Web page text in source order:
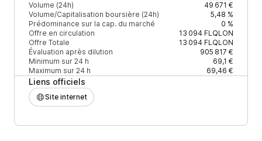
Volume (24h)
49 671 €
Volume/Capitalisation boursière (24h)
5,48 %
Prédominance sur la cap. du marché
0 %
Offre en circulation
13 094FLQLON
Offre Totale
13 094FLQLON
Évaluation après dilution
905 817 €
Minimum sur 24 h
69,1 €
Maximum sur 24 h
69,46 €
Liens officiels
Site internet